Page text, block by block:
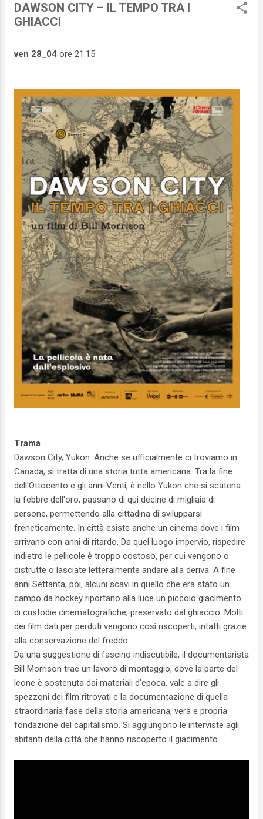
DAWSON CITY – IL TEMPO TRA I
GHIACCI
ven 28_04 ore 21.15
Trama
Dawson City, Yukon. Anche se ufficialmente ci troviamo in
Canada, si tratta di una storia tutta americana. Tra la fine
dell'Ottocento e gli anni Venti, è nello Yukon che si scatena
la febbre dell'oro; passano di qui decine di migliaia di
persone, permettendo alla cittadina di svilupparsi
freneticamente. In città esiste anche un cinema dove i film
arrivano con anni di ritardo. Da quel luogo impervio, rispedire
indietro le pellicole è troppo costoso, per cui vengono o
distrutte o lasciate letteralmente andare alla deriva. A fine
anni Settanta, poi, alcuni scavi in quello che era stato un
campo da hockey riportano alla luce un piccolo giacimento
di custodie cinematografiche, preservato dal ghiaccio. Molti
dei film dati per perduti vengono così riscoperti, intatti grazie
alla conservazione del freddo.
Da una suggestione di fascino indiscutibile, il documentarista
Bill Morrison trae un lavoro di montaggio, dove la parte del
leone è sostenuta dai materiali d'epoca, vale a dire gli
spezzoni dei film ritrovati e la documentazione di quella
straordinaria fase della storia americana, vera e propria
fondazione del capitalismo. Si aggiungono le interviste agli
abitanti della città che hanno riscoperto il giacimento.